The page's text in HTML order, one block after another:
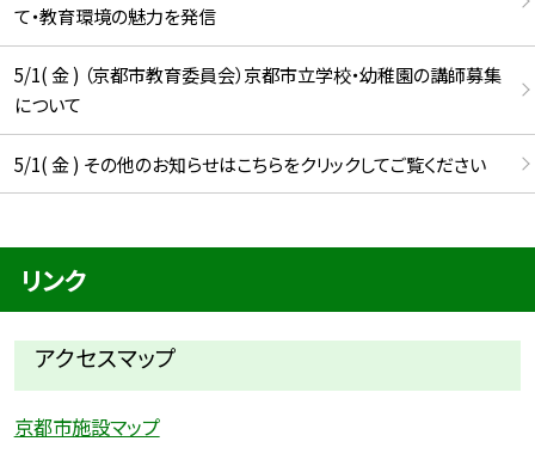
て・教育環境の魅力を発信
5/1( 金 ) （京都市教育委員会）京都市立学校・幼稚園の講師募集
について
5/1( 金 ) その他のお知らせはこちらをクリックしてご覧ください
リンク
アクセスマップ
京都市施設マップ